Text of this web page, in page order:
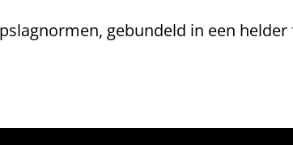
gebundeld in een